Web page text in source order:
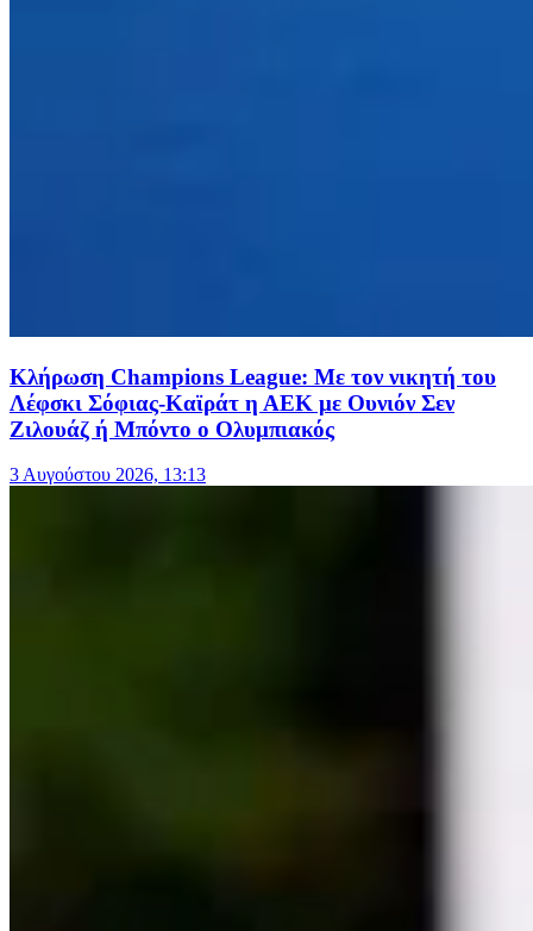
Κλήρωση Champions League: Με τον νικητή του
Λέφσκι Σόφιας-Καϊράτ η ΑΕΚ με Ουνιόν Σεν
Ζιλουάζ ή Μπόντο ο Ολυμπιακός
3 Αυγούστου 2026, 13:13